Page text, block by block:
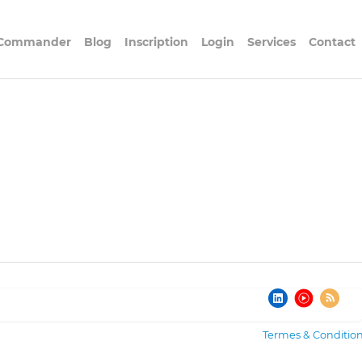
Blog Inscription Login Services Contact
Termes &